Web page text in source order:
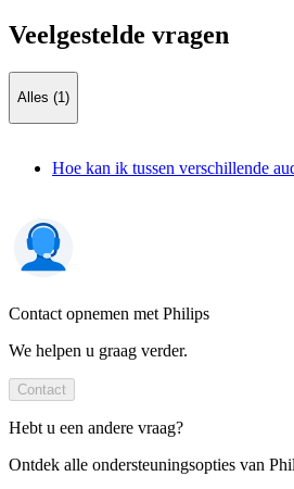
Veelgestelde vragen
Alles (1)
Hoe kan ik tussen verschillende
Contact opnemen met Philips
We helpen u graag verder.
Contact
Hebt u een andere vraag?
Ontdek alle ondersteuningsopties van